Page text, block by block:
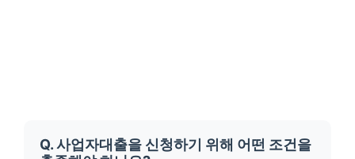
Q. 사업자대출을 신청하기 위해 어떤 조건을